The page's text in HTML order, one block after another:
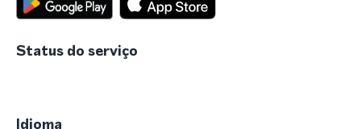
Status do serviço
Idioma